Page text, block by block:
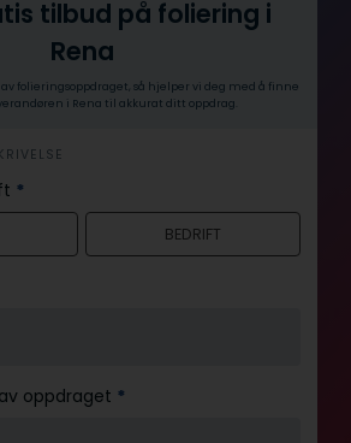
tilbud på foliering i
Rena
av folieringsoppdraget, så hjelper vi deg med å finne
i Rena til akkurat ditt oppdrag.
*
BEDRIFT
oppdraget *